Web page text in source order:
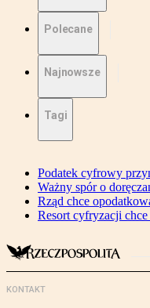
Polecane
Najnowsze
Tagi
Podatek cyfrowy
Ważny spór o
Rząd chce
Resort cyfryzacji
KONTAKT